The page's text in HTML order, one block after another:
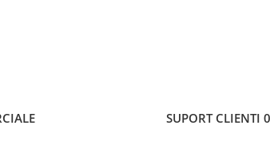
SUPORT CLIENTI